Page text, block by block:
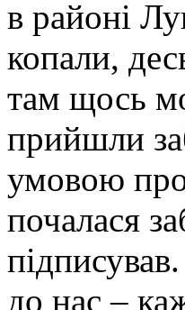
в районі
копали,
там щось
прийшли
умовою
почалася
до нас –